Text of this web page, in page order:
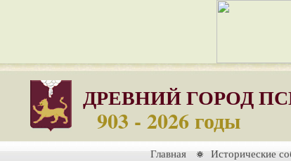
ДРЕВНИЙ ГОРОД
903 - 2026 годы
Главная Исторические